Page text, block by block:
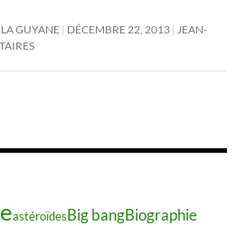
GUYANE DÉCEMBRE 22, 2013
JEAN-
astéroïdesBig bangBiographie